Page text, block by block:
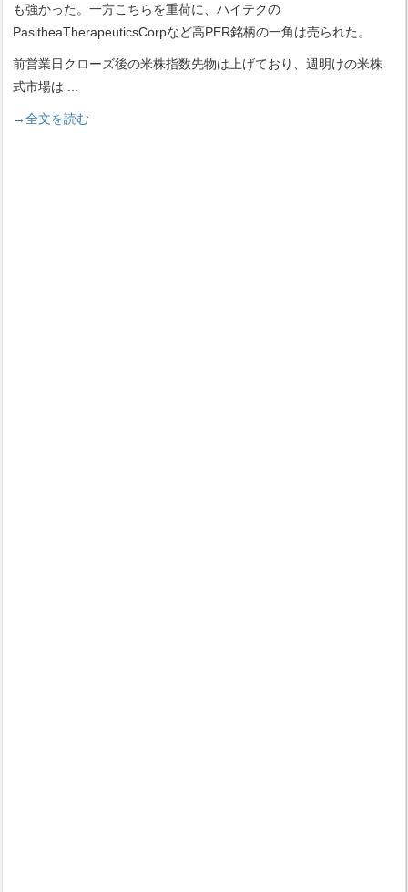
も強かった。一方こちらを重荷に、ハイテクの
PasitheaTherapeuticsCorpなど高PER銘柄の一角は売られた。
前営業日クローズ後の米株指数先物は上げており、週明けの米株
式市場は ...
→全文を読む